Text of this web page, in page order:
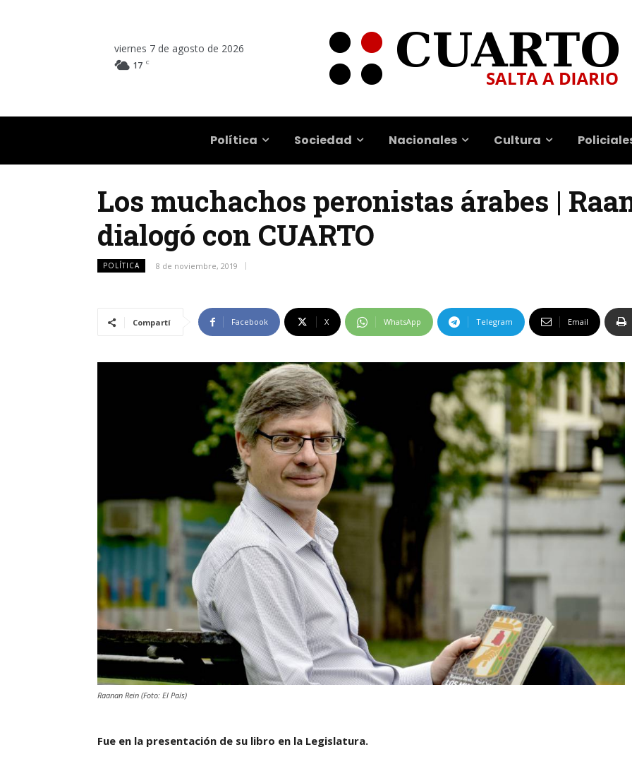
viernes 7 de agosto de 2026
17 C
Política Sociedad Nacionales Cultura
Los muchachos peronistas árabes |
dialogó con CUARTO
POLÍTICA 8 de noviembre, 2019
Compartí Facebook X WhatsApp Telegram Email
Raanan Rein (Foto: El País)
Fue en la presentación de su libro en la Legislatura.